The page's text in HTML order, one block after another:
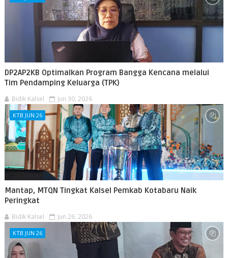
‎DP2AP2KB Optimalkan Program Bangga Kencana melalui
Tim Pendamping Keluarga (TPK)
Bidik Kalsel Jun 30, 2026
KTB JUN 26
Mantap, MTQN Tingkat Kalsel Pemkab Kotabaru Naik
Peringkat
Bidik Kalsel Jun 26, 2026
KTB JUN 26